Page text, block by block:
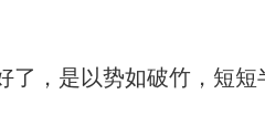
了，是以势如破竹，短短